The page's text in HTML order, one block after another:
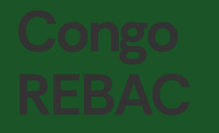
Congo
REBAC